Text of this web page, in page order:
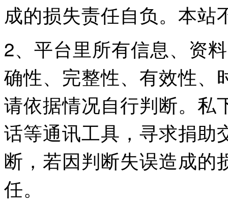
成的损失责任自负。本站
2、平台里所有信息、资
确性、完整性、有效性、
请依据情况自行判断。私
话等通讯工具，寻求捐助
断，若因判断失误造成的
任。